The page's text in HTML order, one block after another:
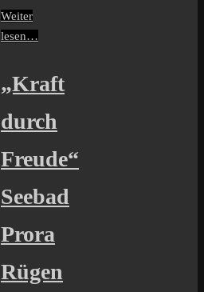
Weiter
lesen…
„Kraft
durch
Freude“
Seebad
Prora
Rügen